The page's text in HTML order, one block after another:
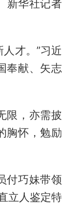
新华社记者
才。”习近
奉献、矢志
限，亦需披
胸怀，勉励
付巧妹带领
立人鉴定特